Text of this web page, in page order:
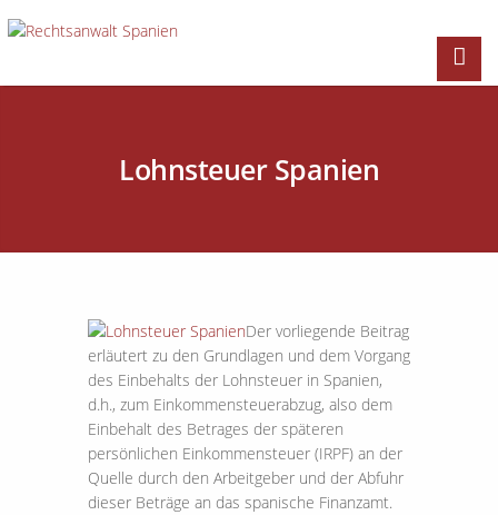
Lohnsteuer Spanien
Der vorliegende Beitrag
erläutert zu den Grundlagen und dem Vorgang
des Einbehalts der Lohnsteuer in Spanien,
d.h., zum Einkommensteuerabzug, also dem
Einbehalt des Betrages der späteren
persönlichen Einkommensteuer (IRPF) an der
Quelle durch den Arbeitgeber und der Abfuhr
dieser Beträge an das spanische Finanzamt.